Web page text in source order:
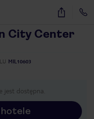
40
City Center
MIL10603
jest dostępna.
hotele